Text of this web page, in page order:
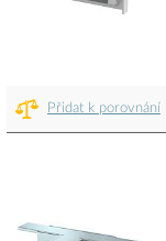
Přidat k porovnání